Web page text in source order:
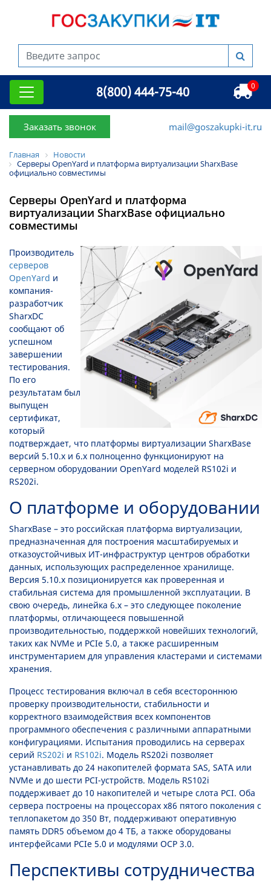
8(800) 444-75-40 0
Заказать звонок mail@goszakupki-it.ru
Главная
Новости
Серверы OpenYard и платформа виртуализации SharxBase
официально совместимы
Серверы OpenYard и платформа
виртуализации SharxBase официально
совместимы
Производитель
серверов
OpenYard и
компания-
разработчик
SharxDC
сообщают об
успешном
завершении
тестирования.
По его
результатам был
выпущен
сертификат,
который
подтверждает, что платформы виртуализации SharxBase
версий 5.10.x и 6.x полноценно функционируют на
серверном оборудовании OpenYard моделей RS102i и
RS202i.
О платформе и оборудовании
SharxBase – это российская платформа виртуализации,
предназначенная для построения масштабируемых и
отказоустойчивых ИТ-инфраструктур центров обработки
данных, использующих распределенное хранилище.
Версия 5.10.x позиционируется как проверенная и
стабильная система для промышленной эксплуатации. В
свою очередь, линейка 6.x – это следующее поколение
платформы, отличающееся повышенной
производительностью, поддержкой новейших технологий,
таких как NVMe и PCIe 5.0, а также расширенным
инструментарием для управления кластерами и системами
хранения.
Процесс тестирования включал в себя всестороннюю
проверку производительности, стабильности и
корректного взаимодействия всех компонентов
программного обеспечения с различными аппаратными
конфигурациями. Испытания проводились на серверах
серий RS202i и RS102i. Модель RS202i позволяет
устанавливать до 24 накопителей формата SAS, SATA или
NVMe и до шести PCI-устройств. Модель RS102i
поддерживает до 10 накопителей и четыре слота PCI. Оба
сервера построены на процессорах x86 пятого поколения с
теплопакетом до 350 Вт, поддерживают оперативную
память DDR5 объемом до 4 ТБ, а также оборудованы
интерфейсами PCIe 5.0 и модулями OCP 3.0.
Перспективы сотрудничества